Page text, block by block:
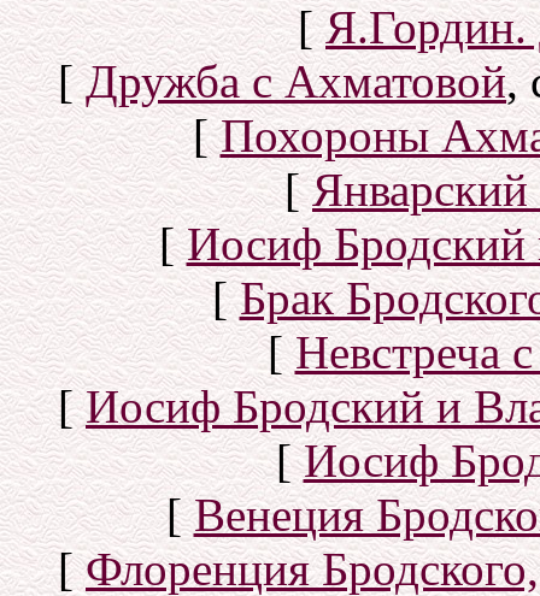
[Я.Гордин.
[Дружба с Ахматовой,
[Похороны
[Январский
[Иосиф Бродский
[Брак
[Невстреча
[Иосиф Бродский и
[Иосиф
[Венеция
[Флоренция